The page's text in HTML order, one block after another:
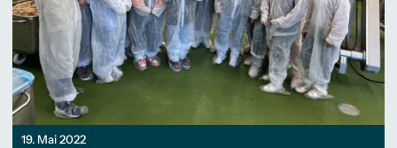
19. Mai 2022